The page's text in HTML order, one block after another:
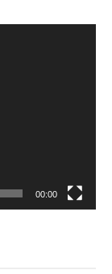
00:00